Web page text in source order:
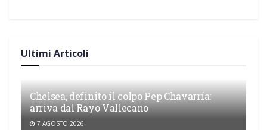
Ultimi Articoli
Chelsea, definito il colpo Pep Chavarría:
arriva dal Rayo Vallecano
7 AGOSTO 2026